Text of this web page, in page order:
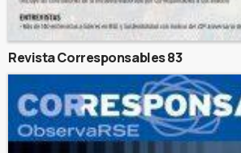
Revista Corresponsables 83